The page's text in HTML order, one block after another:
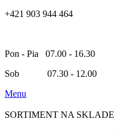
+421 903 944 464
Pon - Pia 07.00 - 16.30
Sob 07.30 - 12.00
Menu
SORTIMENT NA SKLADE